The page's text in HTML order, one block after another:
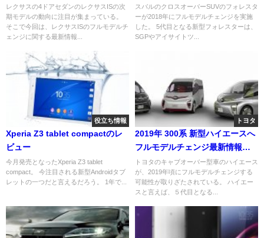
性。予想変更点あり
レクサスの4ドアセダンのレクサスISの次
期モデルの動向に注目が集まっている。
そこで今回は、レクサスISのフルモデルチ
ェンジに関する最新情報...
観・内装・スペック等の変更点
を解説！
スバルのクロスオーバーSUVのフォレスタ
ーが2018年にフルモデルチェンジを実施
した。 5代目となる新型フォレスターは、
SGPやアイサイトツ...
役立ち情報
Xperia Z3 tablet compactのレ
ビュー
今月発売となったXperia Z3 tablet
compact。 今注目される新型Androidタブ
レットの一つだと言えるだろう。 1年で...
トヨタ
2019年 300系 新型ハイエースへ
フルモデルチェンジ最新情報！
LCV CONCEPTが東京モーター
ショー2017にて発表へ
トヨタのキャブオーバー型車のハイエース
が、2019年頃にフルモデルチェンジする
可能性が取りざたされている。 ハイエー
スと言えば、５代目となる...